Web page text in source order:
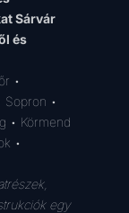
Sárvár
és
•
Sopron •
• Körmend
•
egy